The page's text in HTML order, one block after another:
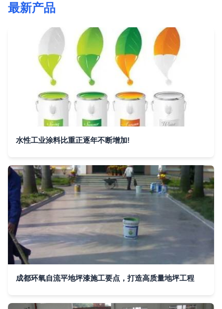
最新产品
水性工业涂料比重正逐年不断增加!
成都环氧自流平地坪漆施工要点，打造高质量地坪工程